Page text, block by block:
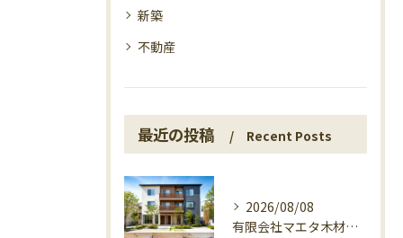
新築
不動産
最近の投稿 Recent Posts
2026/08/08
有限会社マエタ木材が3世帯住宅で選ばれる理由